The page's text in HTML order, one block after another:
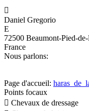

Daniel Gregorio
E
72500 Beaumont-Pied-
France
Nous parlons:
Page d'accueil:
Points focaux
 Chevaux de dressage